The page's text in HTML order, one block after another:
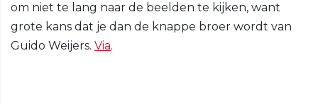
om niet te lang naar de beelden te kijken, want
grote kans dat je dan de knappe broer wordt van
Guido Weijers. Via.